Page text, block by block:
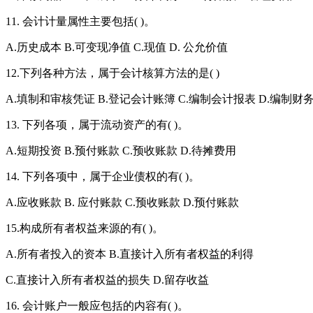
11. 会计计量属性主要包括( )。
A.历史成本 B.可变现净值 C.现值 D. 公允价值
12.下列各种方法，属于会计核算方法的是( )
A.填制和审核凭证 B.登记会计账簿 C.编制会计报表 D.编制财
13. 下列各项，属于流动资产的有( )。
A.短期投资 B.预付账款 C.预收账款 D.待摊费用
14. 下列各项中，属于企业债权的有( )。
A.应收账款 B. 应付账款 C.预收账款 D.预付账款
15.构成所有者权益来源的有( )。
A.所有者投入的资本 B.直接计入所有者权益的利得
C.直接计入所有者权益的损失 D.留存收益
16. 会计账户一般应包括的内容有( )。